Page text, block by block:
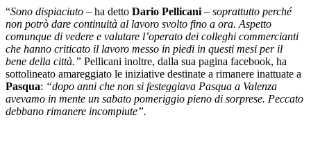
“Sono dispiaciuto – ha detto Dario Pellicani – soprattutto perché
non potrò dare continuità al lavoro svolto fino a ora. Aspetto
comunque di vedere e valutare l’operato dei colleghi commercianti
che hanno criticato il lavoro messo in piedi in questi mesi per il
bene della città.” Pellicani inoltre, dalla sua pagina facebook, ha
sottolineato amareggiato le iniziative destinate a rimanere inattuate a
Pasqua: “dopo anni che non si festeggiava Pasqua a Valenza
avevamo in mente un sabato pomeriggio pieno di sorprese. Peccato
debbano rimanere incompiute”.